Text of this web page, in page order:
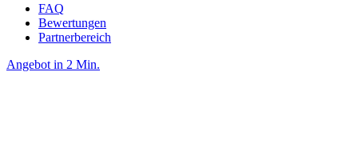
FAQ
Bewertungen
Partnerbereich
Angebot in 2 Min.